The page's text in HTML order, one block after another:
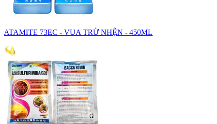
ATAMITE 73EC - VUA TRỪ NHỆN - 450ML